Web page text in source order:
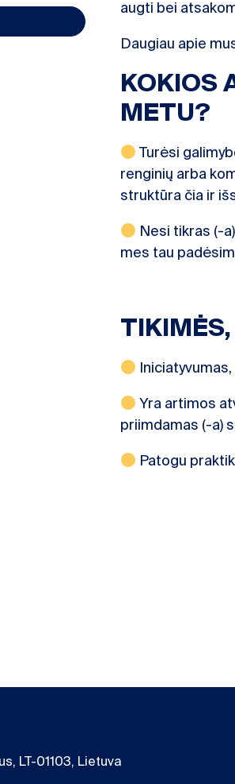
augti bei
Daugiau apie
KOKIOS
METU?
Turėsi
renginių arba
struktūra čiair
Nesi tikras (-
mes tau
Yra artimos
priimdamas (-a)
Patogu
LT-01103, Lietuva